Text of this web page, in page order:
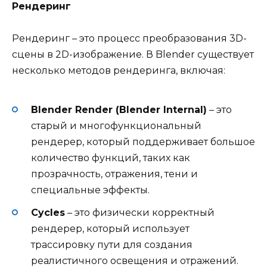
Рендеринг
Рендеринг – это процесс преобразования 3D-
сцены в 2D-изображение. В Blender существует
несколько методов рендеринга, включая:
Blender Render (Blender Internal) – это
старый и многофункциональный
рендерер, который поддерживает большое
количество функций, таких как
прозрачность, отражения, тени и
специальные эффекты.
Cycles – это физически корректный
рендерер, который использует
трассировку пути для создания
реалистичного освещения и отражений.